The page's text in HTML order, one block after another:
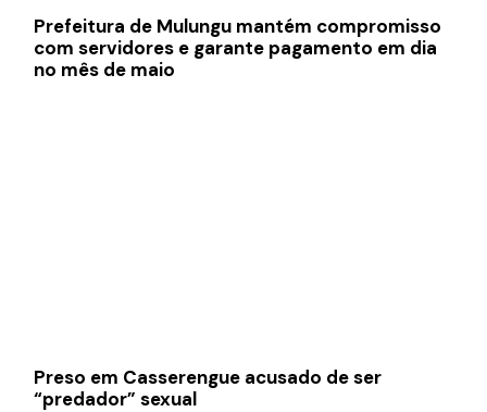
Prefeitura de Mulungu mantém compromisso
com servidores e garante pagamento em dia
no mês de maio
Preso em Casserengue acusado de ser
“predador” sexual